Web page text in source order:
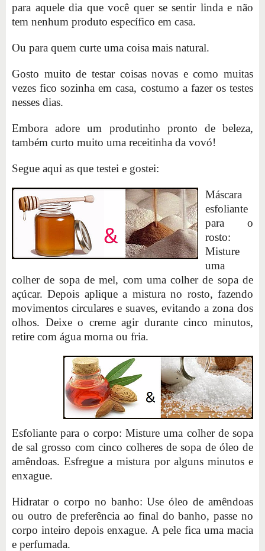
para aquele dia que você quer se sentir linda e não
tem nenhum produto específico em casa.
Ou para quem curte uma coisa mais natural.
Gosto muito de testar coisas novas e como muitas
vezes fico sozinha em casa, costumo a fazer os testes
nesses dias.
Embora adore um produtinho pronto de beleza,
também curto muito uma receitinha da vovó!
Segue aqui as que testei e gostei:
Máscara
esfoliante
para o
rosto:
Misture
uma
colher de sopa de mel, com uma colher de sopa de
açúcar. Depois aplique a mistura no rosto, fazendo
movimentos circulares e suaves, evitando a zona dos
olhos. Deixe o creme agir durante cinco minutos,
retire com água morna ou fria.
Esfoliante para o corpo: Misture uma colher de sopa
de sal grosso com cinco colheres de sopa de óleo de
amêndoas. Esfregue a mistura por alguns minutos e
enxague.
Hidratar o corpo no banho: Use óleo de amêndoas
ou outro de preferência ao final do banho, passe no
corpo inteiro depois enxague. A pele fica uma macia
e perfumada.